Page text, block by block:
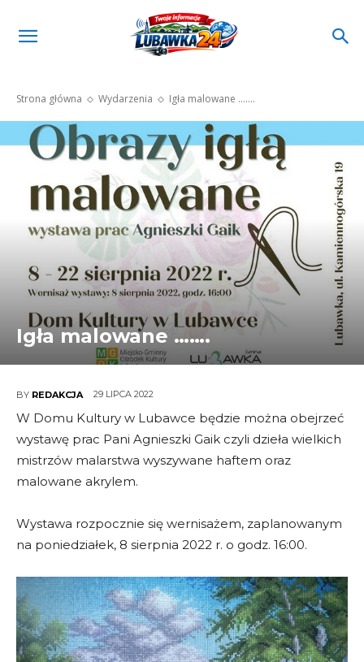
Strona główna Wydarzenia Igła malowane .......
Igła malowane …….
BY REDAKCJA 29 LIPCA 2022
W Domu Kultury w Lubawce będzie można obejrzeć
wystawę prac Pani Agnieszki Gaik czyli dzieła wielkich
mistrzów malarstwa wyszywane haftem oraz
malowane akrylem.
Wystawa rozpocznie się wernisażem, zaplanowanym
na poniedziałek, 8 sierpnia 2022 r. o godz. 16:00.